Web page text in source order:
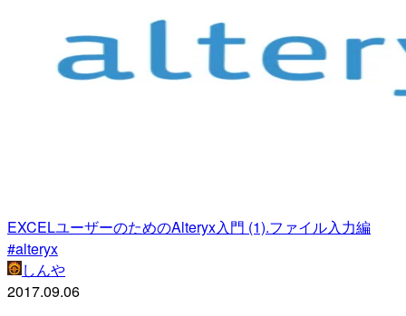
EXCELユーザーのためのAlteryx入門 (1).ファイル入力編
#alteryx
しんや
2017.09.06